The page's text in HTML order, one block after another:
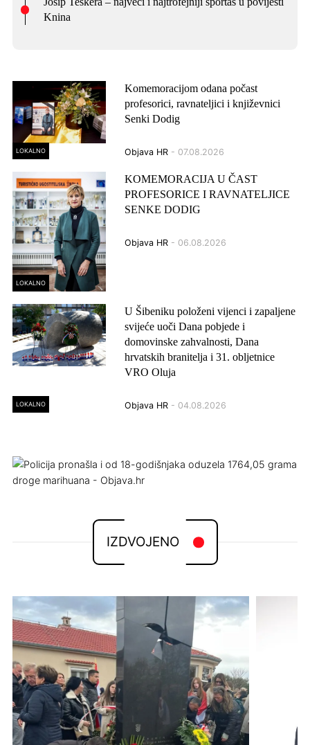
Knina
LOKALNO
Komemoracijom odana počast
profesorici, ravnateljici i književnici
Senki Dodig
Objava HR - 07.08.2026
LOKALNO
KOMEMORACIJA U ČAST
PROFESORICE I RAVNATELJICE
SENKE DODIG
Objava HR - 06.08.2026
LOKALNO
U Šibeniku položeni vijenci i zapaljene
svijeće uoči Dana pobjede i
domovinske zahvalnosti, Dana
hrvatskih branitelja i 31. obljetnice
VRO Oluja
Objava HR - 04.08.2026
IZDVOJENO